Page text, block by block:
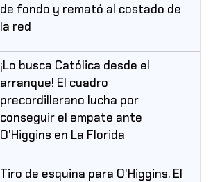
de fondo y remató al costado de
la red
¡Lo busca Católica desde el
arranque! El cuadro
precordillerano lucha por
conseguir el empate ante
O'Higgins en La Florida
Tiro de esquina para O'Higgins. El